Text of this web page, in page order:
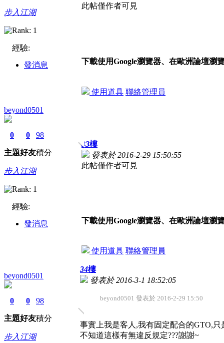
步入江湖
經驗:
發消息
此帖僅作者可見
下載使用Google瀏覽器、在歐洲論壇瀏
使用道具 聯絡管理員
beyond0501
0
主題
0
好友
98
積分
步入江湖
經驗:
發消息
33樓
發表於 2016-2-29 15:50:55
此帖僅作者可見
下載使用Google瀏覽器、在歐洲論壇瀏
使用道具 聯絡管理員
beyond0501
0
主題
0
好友
98
積分
步入江湖
34樓
發表於 2016-3-1 18:52:05
beyond0501 發表於 2016-2-29 15:50
事實上我是客人,我有固定配合的GTO,
不知道這樣有無違反規定???謝謝~